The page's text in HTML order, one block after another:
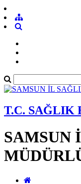
T.C. SAĞLIK
SAMSUN